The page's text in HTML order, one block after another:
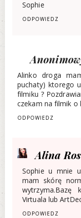
Sophie
ODPOWIEDZ
Alinko droga
puchaty) ktorego
filmiku ?
czekam na filmik o
ODPOWIEDZ
Alina
Sophie u mnie
mam skórę
Virtuala lub
ODPOWIEDZ